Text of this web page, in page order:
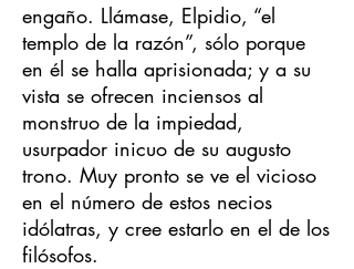
engaño. Llámase, Elpidio, “el
templo de la razón”, sólo porque
en él se halla aprisionada; y a su
vista se ofrecen inciensos al
monstruo de la impiedad,
usurpador inicuo de su augusto
trono. Muy pronto se ve el vicioso
en el número de estos necios
idólatras, y cree estarlo en el de los
filósofos.